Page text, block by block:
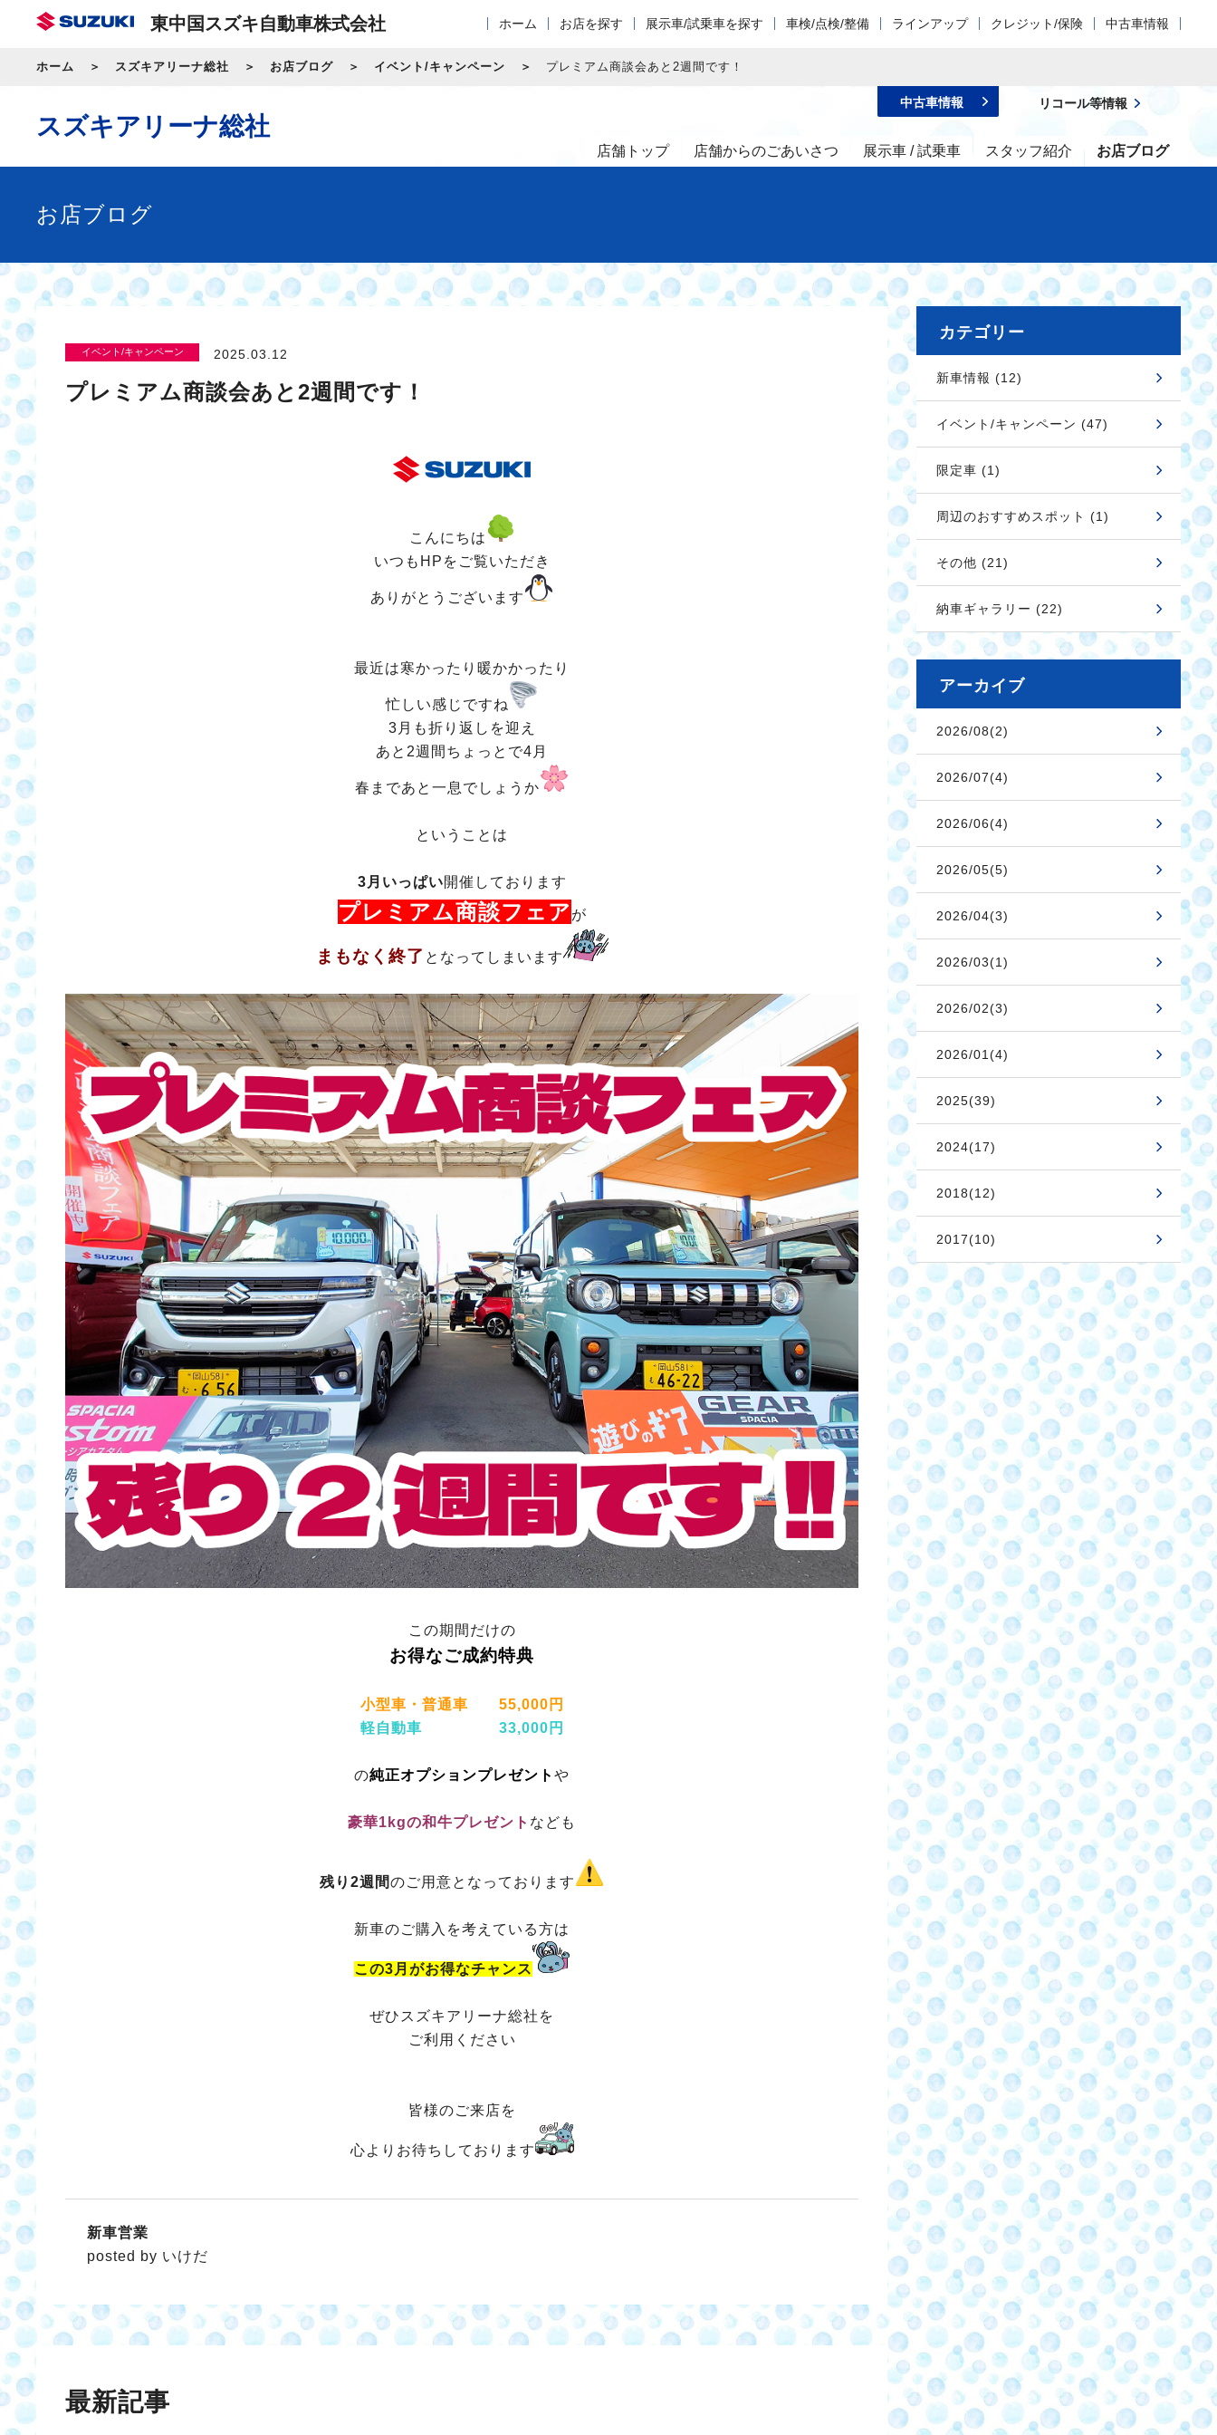
東中国スズキ自動車株式会社 ホーム お店を探す 展示車/試乗車を探す 車検/点検/整備 ラインアップ クレジット/保険 中古車情報
ホーム スズキアリーナ総社 お店ブログ イベント/キャンペーン プレミアム商談会あと2週間です！
スズキアリーナ総社
店舗トップ 店舗からのごあいさつ 展示車 / 試乗車 スタッフ紹介 お店ブログ
中古車情報 リコール等情報
お店ブログ
イベント/キャンペーン 2025.03.12
プレミアム商談会あと2週間です！
こんにちは
いつもHPをご覧いただき
ありがとうございます
最近は寒かったり暖かかったり
忙しい感じですね
3月も折り返しを迎え
あと2週間ちょっとで4月
春まであと一息でしょうか
ということは
3月いっぱい開催しております
プレミアム商談フェアが
まもなく終了 となってしまいます
この期間だけの
お得なご成約特典
小型車・普通車 55,000円
軽自動車 33,000円
の純正オプションプレゼント や
豪華1kgの和牛プレゼント なども
残り2週間のご用意となっております
新車のご購入を考えている方は
この3月がお得なチャンス
ぜひ スズキアリーナ総社 を
ご利用ください
皆様のご来店を
心よりお待ちしております
新車営業
posted by いけだ
最新記事
カテゴリー
新車情報 (12)
イベント/キャンペーン (47)
限定車 (1)
周辺のおすすめスポット (1)
その他 (21)
納車ギャラリー (22)
アーカイブ
2026/08(2)
2026/07(4)
2026/06(4)
2026/05(5)
2026/04(3)
2026/03(1)
2026/02(3)
2026/01(4)
2025(39)
2024(17)
2018(12)
2017(10)